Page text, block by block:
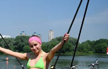
набирать